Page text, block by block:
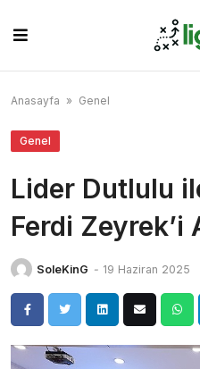
content
Anasayfa » Genel
Genel
Lider Dutlulu
Ferdi Zeyrek’i
SoleKinG - 19 Haziran 2025